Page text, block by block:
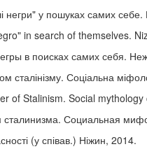
негри" у пошуках самих себе.
in search of themselves.
в поисках самих себя.
сталінізму. Соціальна
of Stalinism. Social
Социальная
(у співав.) Ніжин, 2014.